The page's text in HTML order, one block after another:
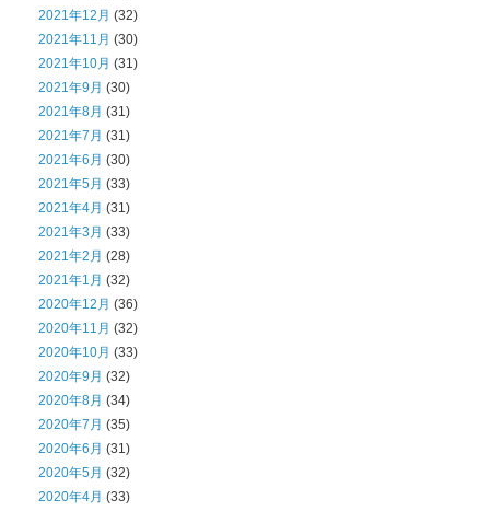
2021年12月 (32)
2021年11月 (30)
2021年10月 (31)
2021年9月 (30)
2021年8月 (31)
2021年7月 (31)
2021年6月 (30)
2021年5月 (33)
2021年4月 (31)
2021年3月 (33)
2021年2月 (28)
2021年1月 (32)
2020年12月 (36)
2020年11月 (32)
2020年10月 (33)
2020年9月 (32)
2020年8月 (34)
2020年7月 (35)
2020年6月 (31)
2020年5月 (32)
2020年4月 (33)